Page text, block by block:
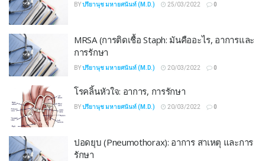
BYปรียานุช มหายศนันท์ (M.D.) 25/03/2022 0
MRSA (การติดเชื้อ Staph: มันคืออะไร, อาการและ
การรักษา
BYปรียานุช มหายศนันท์ (M.D.) 20/03/2022 0
โรคลิ้นหัวใจ: อาการ, การรักษา
BYปรียานุช มหายศนันท์ (M.D.) 20/03/2022 0
ปอดยุบ (Pneumothorax): อาการ สาเหตุ และการ
รักษา